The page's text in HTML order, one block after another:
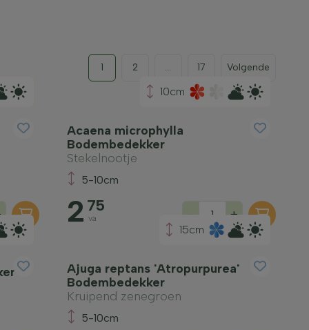
1 2 ... 17 Volgende
10cm
Acaena microphylla
Bodembedekker
Stekelnootje
5-10cm
2 75
va - +
15cm
Ajuga reptans 'Atropurpurea'
Bodembedekker
Kruipend zenegroen
5-10cm